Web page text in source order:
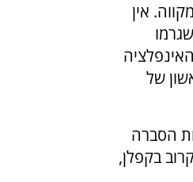
אין
של
הסברה
בקפלן,